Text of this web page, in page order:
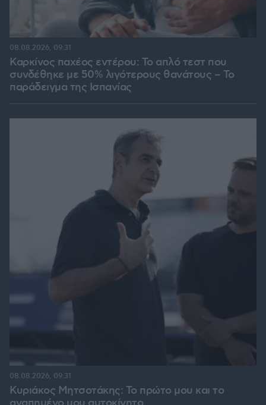
Καρκίνος παχέος εντέρου: Το απλό τεστ που
συνδέθηκε με 50% λιγότερους θανάτους – Το
παράδειγμα της Ισπανίας
08.08.2026, 09:31
Κυριάκος Μητσοτάκης: Το πρώτο μου και το
08.08.2026, 09:31